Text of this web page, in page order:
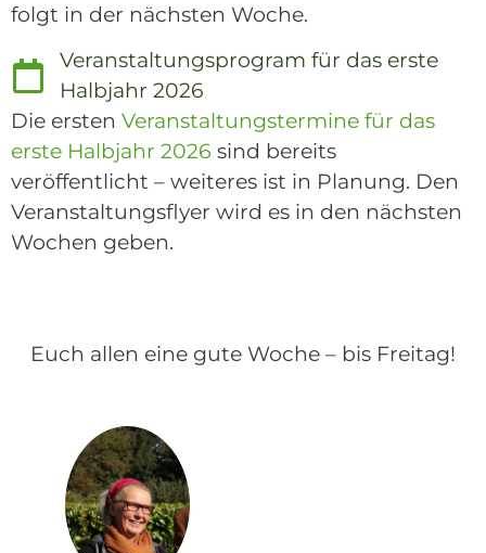
folgt in der nächsten Woche.
Veranstaltungsprogram für das erste
Halbjahr 2026
Die ersten Veranstaltungstermine für das
erste Halbjahr 2026 sind bereits
veröffentlicht – weiteres ist in Planung. Den
Veranstaltungsflyer wird es in den nächsten
Wochen geben.
Euch allen eine gute Woche – bis Freitag!